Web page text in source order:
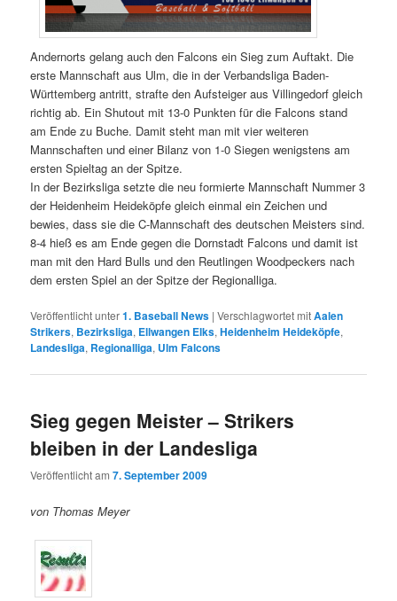
Andernorts gelang auch den Falcons ein Sieg zum Auftakt. Die
erste Mannschaft aus Ulm, die in der Verbandsliga Baden-
Württemberg antritt, strafte den Aufsteiger aus Villingedorf gleich
richtig ab. Ein Shutout mit 13-0 Punkten für die Falcons stand
am Ende zu Buche. Damit steht man mit vier weiteren
Mannschaften und einer Bilanz von 1-0 Siegen wenigstens am
ersten Spieltag an der Spitze.
In der Bezirksliga setzte die neu formierte Mannschaft Nummer 3
der Heidenheim Heideköpfe gleich einmal ein Zeichen und
bewies, dass sie die C-Mannschaft des deutschen Meisters sind.
8-4 hieß es am Ende gegen die Dornstadt Falcons und damit ist
man mit den Hard Bulls und den Reutlingen Woodpeckers nach
dem ersten Spiel an der Spitze der Regionalliga.
Veröffentlicht unter1. Baseball News |Verschlagwortet mitAalen
Strikers, Bezirksliga, Ellwangen Elks,Heidenheim Heideköpfe,
Landesliga, Regionalliga, Ulm Falcons
Sieg gegen Meister – Strikers
bleiben in der Landesliga
Veröffentlicht am7. September 2009
von Thomas Meyer